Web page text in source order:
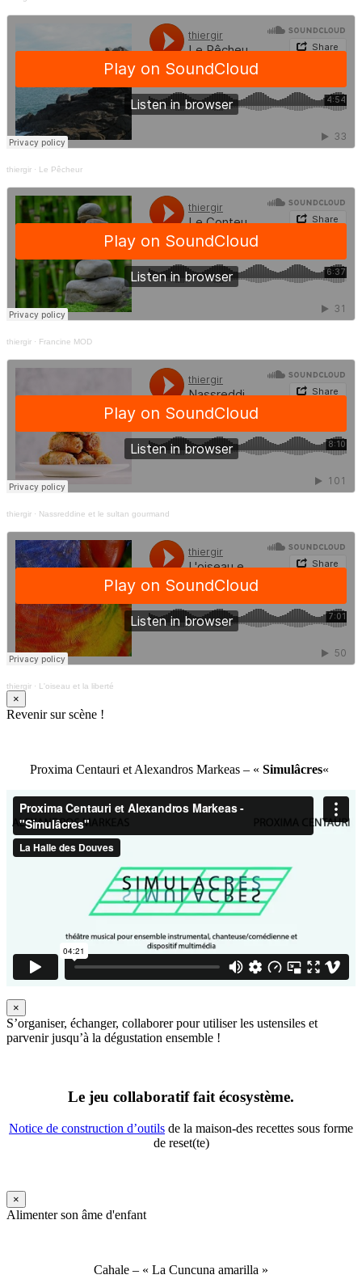
thiergir · Le Pêcheur
thiergir · Francine MOD
thiergir · Nassreddine et le sultan gourmand
thiergir · L'oiseau et la liberté
×
Revenir sur scène !
Proxima Centauri et Alexandros Markeas – « Simulâcres«
×
S’organiser, échanger, collaborer pour utiliser les ustensiles et
parvenir jusqu’à la dégustation ensemble !
Le jeu collaboratif fait écosystème.
Notice de construction d’outils de la maison-des recettes sous forme
de reset(te)
×
Alimenter son âme d'enfant
Cahale – « La Cuncuna amarilla »